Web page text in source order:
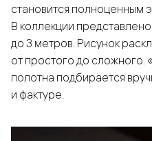
становится полноценным
В коллекции
до 3 метров. Рисунок
от простого до сложного.
полотна подбирается
и фактуре.